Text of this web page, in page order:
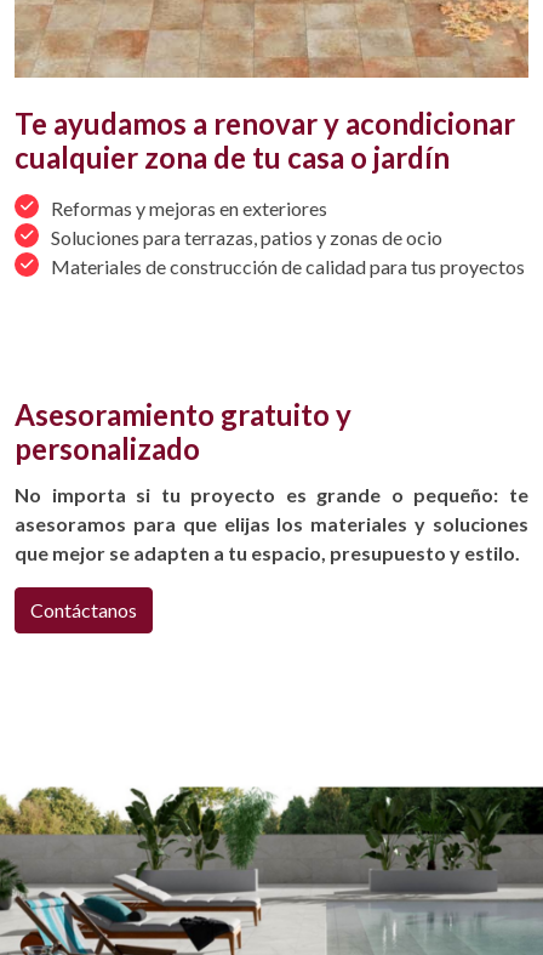
Te ayudamos a renovar y acondicionar
cualquier zona de tu casa o jardín
Reformas y mejoras en exteriores
Soluciones para terrazas, patios y zonas de ocio
Materiales de construcción de calidad para tus proyectos
Asesoramiento gratuito y
personalizado
No importa si tu proyecto es grande o pequeño: te
asesoramos para que elijas los materiales y soluciones
que mejor se adapten a tu espacio, presupuesto y estilo.
Contáctanos